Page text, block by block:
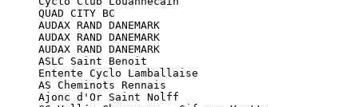
QUAD CITY BC
RAND DANEMARK
RAND DANEMARK
RAND DANEMARK
ASLC Saint Benoit
Entente Cyclo Lamballaise
AS Cheminots Rennais
Ajonc d'Or Saint Nolff